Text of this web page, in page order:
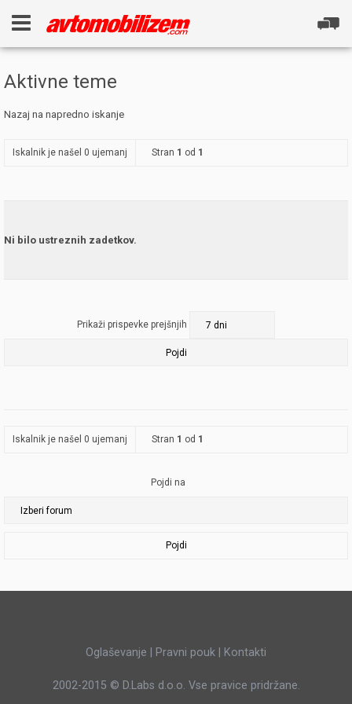
Aktivne teme
Nazaj na napredno iskanje
Iskalnik je našel 0 ujemanj Stran 1 od 1
Ni bilo ustreznih zadetkov.
Prikaži prispevke prejšnjih
Iskalnik je našel 0 ujemanj Stran 1 od 1
Pojdi na
Pojdi
Oglaševanje Pravni pouk Kontakti
2002-2015 © D.Labs d.o.o. Vse pravice pridržane.